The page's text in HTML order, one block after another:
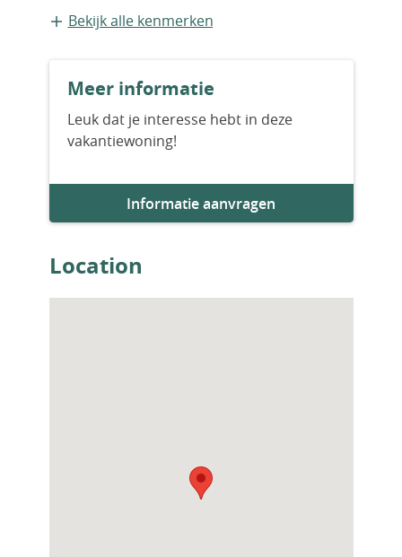
Idéal résidence secondaire ou
rénovation, prêt à profiter immédiatement
sans travaux.
Bestaande bouw
Bekijk alle kenmerken
Meer informatie
Leuk dat je interesse hebt in deze
vakantiewoning!
Informatie aanvragen
Location